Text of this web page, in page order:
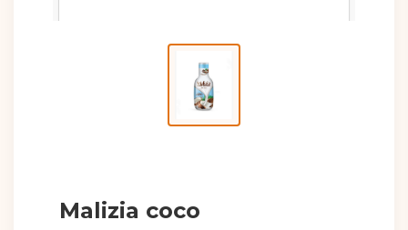
Malizia coco